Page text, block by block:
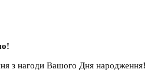
з нагоди Вашого Дня народження!